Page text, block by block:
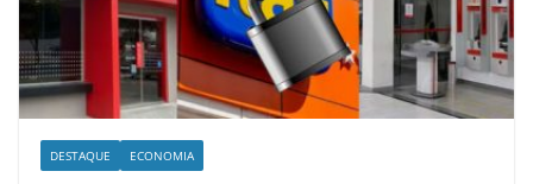
DESTAQUE ECONOMIA